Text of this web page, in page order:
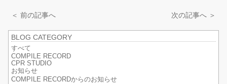
＜ 前の記事へ 次の記事へ ＞
BLOG CATEGORY
すべて
COMPILE RECORD
CPR STUDIO
お知らせ
COMPILE RECORDからのお知らせ